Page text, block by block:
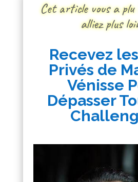
Cet article vous a
alliez plus
Recevez
Privés de
Vénisse
Dépasser